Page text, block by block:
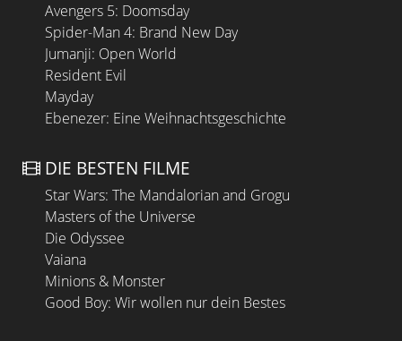
Avengers 5: Doomsday
Spider-Man 4: Brand New Day
Jumanji: Open World
Resident Evil
Mayday
Ebenezer: Eine Weihnachtsgeschichte
DIE BESTEN FILME
Star Wars: The Mandalorian and Grogu
Masters of the Universe
Die Odyssee
Vaiana
Minions & Monster
Good Boy: Wir wollen nur dein Bestes